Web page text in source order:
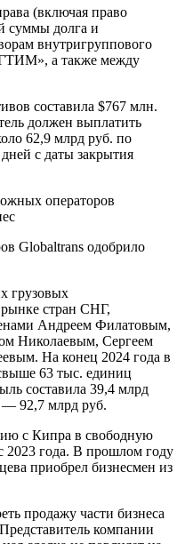
(включая право
суммы долга и
внутригруппового
а также между
составила $767 млн.
должен выплатить
62,9 млрд руб. по
с даты закрытия
операторов
Globaltrans одобрило
грузовых
стран СНГ,
Андреем Филатовым,
Николаевым, Сергеем
На конец 2024 года в
63 тыс. единиц
составила 39,4 млрд
— 92,7 млрд руб.
с Кипра в свободную
2023 года. В прошлом году
приобрел бизнесмен из
продажу части бизнеса
компании